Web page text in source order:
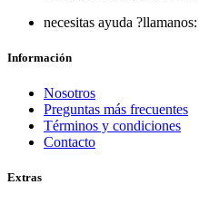
necesitas ayuda ?
Información
Nosotros
Preguntas más frecuentes
Términos y condiciones
Contacto
Extras